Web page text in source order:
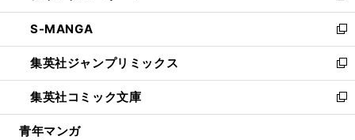
開
く
ウ
で
開
く
ン
ド
ウ
で
開
く
ウ
ィ
ン
ド
ウ
で
開
し
い
ウ
ィ
ン
ド
ウ
S-MANGA
新
し
い
ウ
ィ
ン
集英社ジャンプリミックス
新
し
い
ウ
集英社コミック文庫
新
し
青年マンガ